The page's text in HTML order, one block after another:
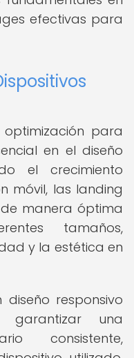
efectivas para
para
en el diseño
el crecimiento
móvil, las landing
manera óptima
tamaños,
y la estética en
responsivo
garantizar una
consistente,